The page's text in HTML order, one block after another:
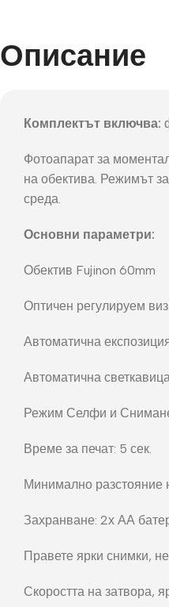
Описание
Комплектът включва:
Фотоапарат за
на обектива. Режимът
среда.
Основни параметри:
Обектив Fujinon 60mm
Оптичен регулируем
Автоматична
Автоматична светкавица
Режим Селфи и Снимане
Време за печат: 5 сек.
Минимално разстояние
Захранване: 2х АА
Правете ярки снимки,
Скоростта на затвора,